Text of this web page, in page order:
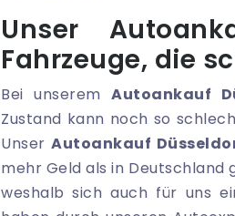
Unser
Fahrzeuge, die
Bei unserem Autoankauf
Zustand kann noch so
UnserAutoankauf
mehr Geld als in
weshalb sich auch für uns